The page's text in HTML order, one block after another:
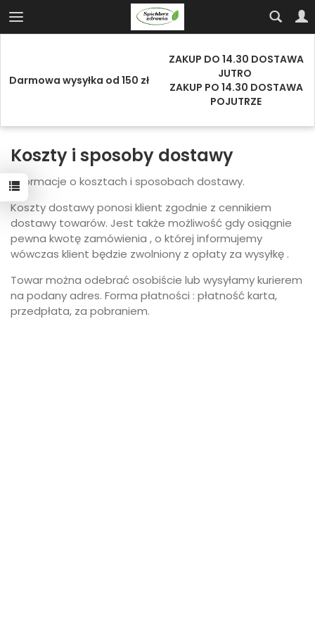
Darmowa wysyłka od 150 zł
ZAKUP DO 14.30 DOSTAWA
JUTRO
ZAKUP PO 14.30 DOSTAWA
POJUTRZE
Koszty i sposoby dostawy
Informacje o kosztach i sposobach dostawy.
Koszty dostawy ponosi klient zgodnie z cennikiem
dostawy towarów. Jest także możliwość gdy osiągnie
pewna kwotę zamówienia , o której informujemy
wówczas klient będzie zwolniony z opłaty za wysyłkę .
Towar można odebrać osobiście lub wysyłamy kurierem
na podany adres. Forma płatności : płatność karta,
przedpłata, za pobraniem.